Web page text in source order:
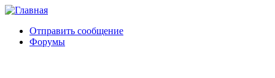
Отправить сообщение
Форумы